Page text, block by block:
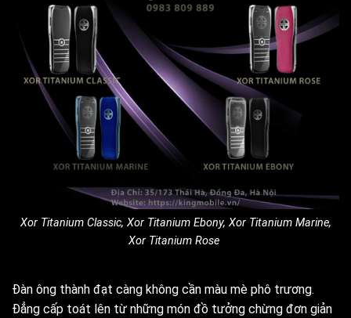
Xor Titanium Classic, Xor Titanium Ebony, Xor Titanium Marine,
Xor Titanium Rose
Đàn ông thành đạt càng không cần màu mè phô trương.
Đẳng cấp toát lên từ những món đồ tưởng chừng đơn giản